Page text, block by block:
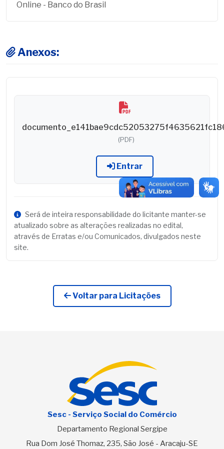
Online - Banco do Brasil
Anexos:
(PDF)
Entrar
Será de inteira responsabilidade do licitante manter-se
atualizado sobre as alterações realizadas no edital,
através de Erratas e/ou Comunicados, divulgados neste
site.
Voltar para Licitações
Sesc - Serviço Social do Comércio
Departamento Regional Sergipe
Rua Dom José Thomaz, 235, São José - Aracaju-SE